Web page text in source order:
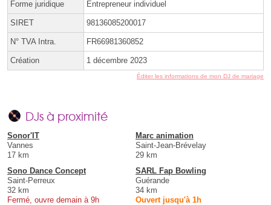
Forme juridique Entrepreneur individuel
SIRET 98136085200017
N° TVA Intra. FR66981360852
Création 1 décembre 2023
Éditer les informations de mon DJ de mariage
DJs à proximité
Sonor'IT
Vannes
17 km
Marc animation
Saint-Jean-Brévelay
29 km
Sono Dance Concept
Saint-Perreux
32 km
Fermé, ouvre demain à 9h
SARL Fap Bowling
Guérande
34 km
Ouvert jusqu'à 1h